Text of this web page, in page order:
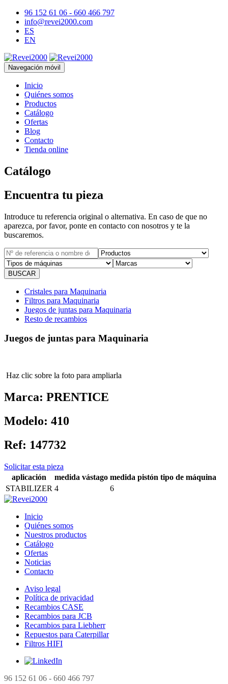
96 152 61 06 - 660 466 797
info@revei2000.com
ES
EN
Navegación móvil
Inicio
Quiénes somos
Productos
Catálogo
Ofertas
Blog
Contacto
Tienda online
Catálogo
Encuentra tu pieza
Introduce tu referencia original o alternativa. En caso de que no
aparezca, por favor, ponte en contacto con nosotros y te la
buscaremos.
Cristales para Maquinaria
Filtros para Maquinaria
Juegos de juntas para Maquinaria
Resto de recambios
Juegos de juntas para Maquinaria
Haz clic sobre la foto para ampliarla
Marca: PRENTICE
Modelo: 410
Ref: 147732
Solicitar esta pieza
aplicación
medida vástago medida pistón tipo de máquina
STABILIZER 4 6
Inicio
Quiénes somos
Nuestros productos
Catálogo
Ofertas
Noticias
Contacto
Aviso legal
Política de privacidad
Recambios CASE
Recambios para JCB
Recambios para Liebherr
Repuestos para Caterpillar
Filtros HIFI
96 152 61 06 - 660 466 797